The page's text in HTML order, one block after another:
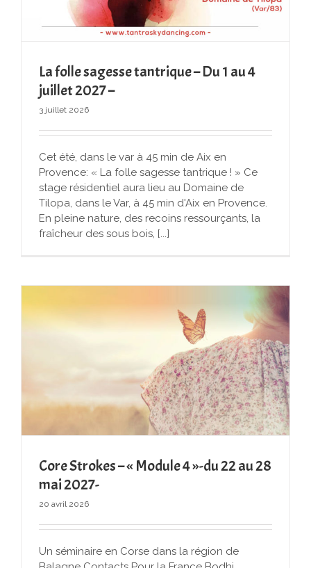
La folle sagesse tantrique – Du 1 au 4
juillet 2027 –
3 juillet 2026
Cet été, dans le var à 45 min de Aix en
Provence: « La folle sagesse tantrique ! » Ce
stage résidentiel aura lieu au Domaine de
Tilopa, dans le Var, à 45 min d'Aix en Provence.
En pleine nature, des recoins ressourçants, la
fraîcheur des sous bois, [...]
Core Strokes – « Module 4 »-du 22 au 28
mai 2027-
20 avril 2026
Un séminaire en Corse dans la région de